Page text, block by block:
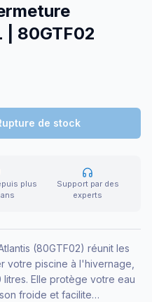
| 80GTF02
de stock
plus
Support par des
experts
(80GTF02) réunit les
votre piscine à l'hivernage,
Elle protège votre eau
froide et facilite